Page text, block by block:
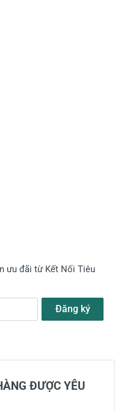
ưu đãi từ Kết Nối Tiêu
Đăng ký
ĐƯỢC YÊU